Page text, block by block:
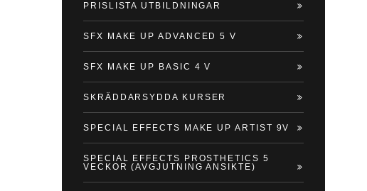
PRISLISTA UTBILDNINGAR
SFX MAKE UP ADVANCED 5 V
SFX MAKE UP BASIC 4 V
SKRÄDDARSYDDA KURSER
SPECIAL EFFECTS MAKE UP ARTIST 9V
SPECIAL EFFECTS PROSTHETICS 5
VECKOR (AVGJUTNING ANSIKTE)